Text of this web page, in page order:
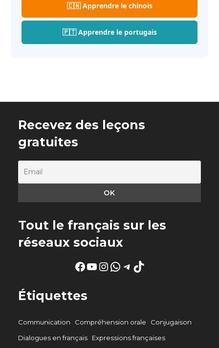
🇨🇳 Apprendre le chinois
🇵🇹 Apprendre le portugais
Recevez des leçons
gratuites
Tout le français sur les
réseaux sociaux
Facebook
YouTube
Instagram
WhatsApp
Telegram
TikTok
Étiquettes
Communication Compréhension orale
Conjugaison
Dialogues en français
Expressions françaises